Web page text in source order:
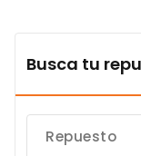
Busca tu